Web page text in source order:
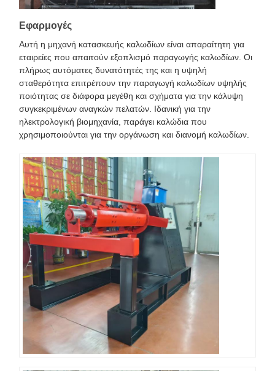
Εφαρμογές
Αυτή η μηχανή κατασκευής καλωδίων είναι απαραίτητη για
εταιρείες που απαιτούν εξοπλισμό παραγωγής καλωδίων. Οι
πλήρως αυτόματες δυνατότητές της και η υψηλή
σταθερότητα επιτρέπουν την παραγωγή καλωδίων υψηλής
ποιότητας σε διάφορα μεγέθη και σχήματα για την κάλυψη
συγκεκριμένων αναγκών πελατών. Ιδανική για την
ηλεκτρολογική βιομηχανία, παράγει καλώδια που
χρησιμοποιούνται για την οργάνωση και διανομή καλωδίων.